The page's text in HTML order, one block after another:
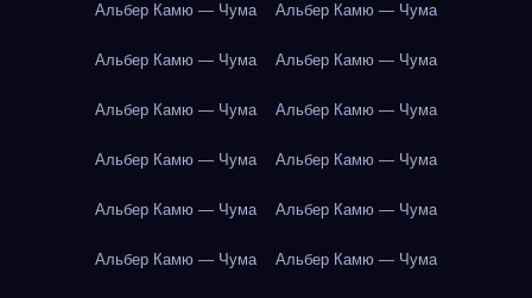
Альбер Камю — Чума Альбер Камю — Чума
Альбер Камю — Чума Альбер Камю — Чума
Альбер Камю — Чума Альбер Камю — Чума
Альбер Камю — Чума Альбер Камю — Чума
Альбер Камю — Чума Альбер Камю — Чума
Альбер Камю — Чума Альбер Камю — Чума